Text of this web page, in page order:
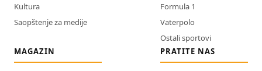
Kultura
Saopštenje za medije
Formula 1
Vaterpolo
Ostali sportovi
MAGAZIN
PRATITE NAS